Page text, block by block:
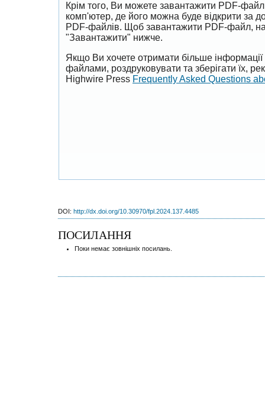
Крім того, Ви можете завантажити PDF-
комп'ютер, де його можна буде відкрити за
PDF-файлів. Щоб завантажити PDF-файл,
"Завантажити" нижче.
Якщо Ви хочете отримати більше
файлами, роздруковувати та зберігати їх,
Highwire Press Frequently Asked Questions
DOI: http://dx.doi.org/10.30970/fpl.2024.137.4485
ПОСИЛАННЯ
Поки немає зовнішніх посилань.